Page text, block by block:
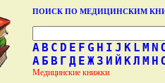
ПОИСК ПО МЕДИЦИНСКИМ
A B C D E F G H I J K L M N
А Б В Г Д Е Ж З И Й КЛ М Н
Медицинские книжки